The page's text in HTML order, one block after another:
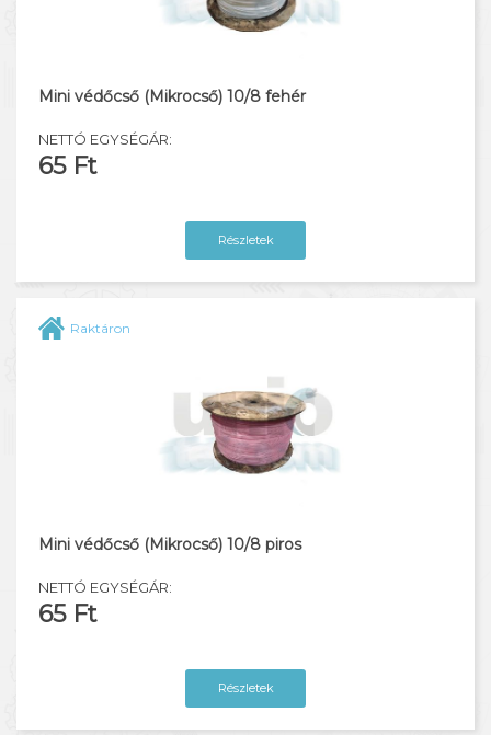
Mini védőcső (Mikrocső) 10/8 fehér
NETTÓ EGYSÉGÁR:
65 Ft
Részletek
Raktáron
Mini védőcső (Mikrocső) 10/8 piros
NETTÓ EGYSÉGÁR:
65 Ft
Részletek